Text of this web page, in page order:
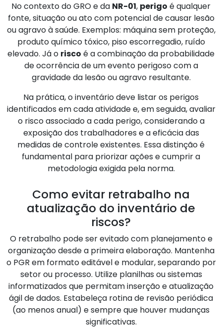
No contexto do GRO e da NR-01, perigo é qualquer
fonte, situação ou ato com potencial de causar lesão
ou agravo à saúde. Exemplos: máquina sem proteção,
produto químico tóxico, piso escorregadio, ruído
elevado. Já o risco é a combinação da probabilidade
de ocorrência de um evento perigoso com a
gravidade da lesão ou agravo resultante.
Na prática, o inventário deve listar os perigos
identificados em cada atividade e, em seguida, avaliar
o risco associado a cada perigo, considerando a
exposição dos trabalhadores e a eficácia das
medidas de controle existentes. Essa distinção é
fundamental para priorizar ações e cumprir a
metodologia exigida pela norma.
Como evitar retrabalho na
atualização do inventário de
riscos?
O retrabalho pode ser evitado com planejamento e
organização desde a primeira elaboração. Mantenha
o PGR em formato editável e modular, separando por
setor ou processo. Utilize planilhas ou sistemas
informatizados que permitam inserção e atualização
ágil de dados. Estabeleça rotina de revisão periódica
(ao menos anual) e sempre que houver mudanças
significativas.